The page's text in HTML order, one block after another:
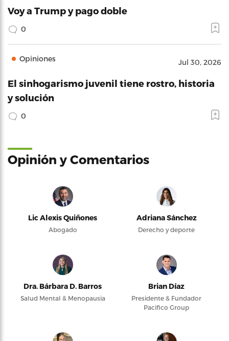
Voy a Trump y pago doble
0
Opiniones Jul 30, 2026
El sinhogarismo juvenil tiene rostro, historia
y solución
0
Opinión y Comentarios
Lic Alexis Quiñones
Abogado
Adriana Sánchez
Derecho y deporte
Dra. Bárbara D. Barros
Salud Mental & Menopausia
Brian Díaz
Presidente & Fundador
Pacifico Group